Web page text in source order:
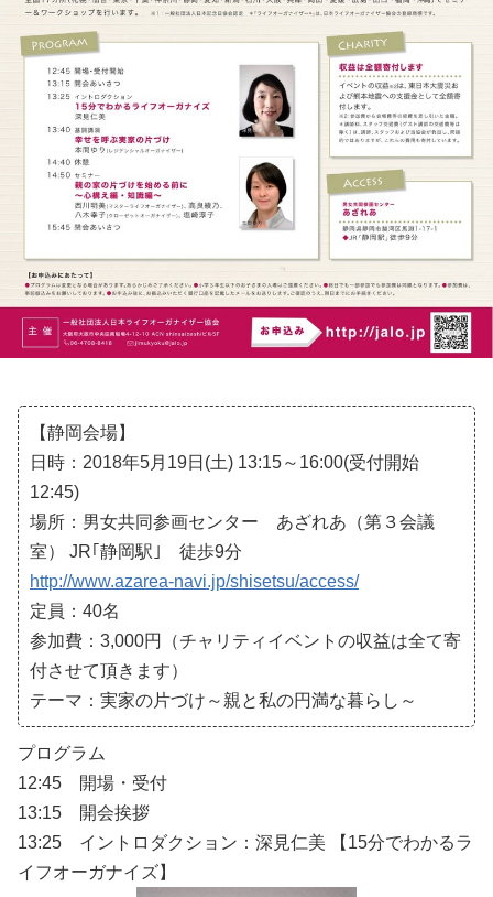
【静岡会場】
日時：2018年5月19日(土) 13:15～16:00(受付開始
12:45)
場所：男女共同参画センター あざれあ（第３会議
室） JR｢静岡駅｣ 徒歩9分
http://www.azarea-navi.jp/shisetsu/access/
定員：40名
参加費：3,000円（チャリティイベントの収益は全て寄
付させて頂きます）
テーマ：実家の片づけ～親と私の円満な暮らし～
プログラム
12:45 開場・受付
13:15 開会挨拶
13:25 イントロダクション：深見仁美 【15分でわかるラ
イフオーガナイズ】